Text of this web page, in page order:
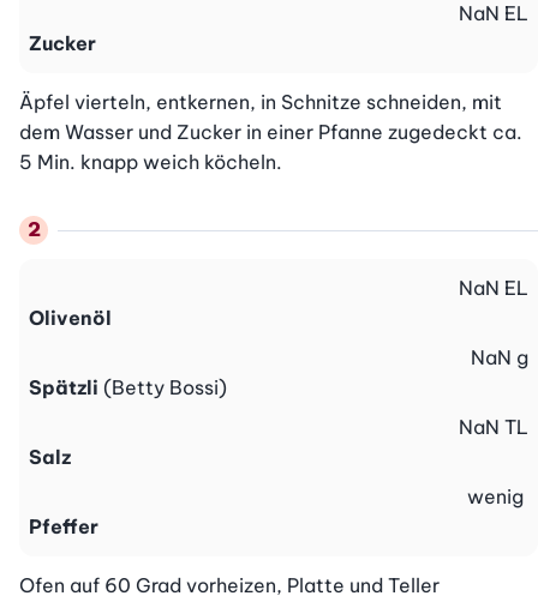
Zucker
NaN EL
Äpfel vierteln, entkernen, in Schnitze schneiden, mit
dem Wasser und Zucker in einer Pfanne zugedeckt ca.
5 Min. knapp weich köcheln.
Olivenöl
NaN EL
Spätzli (Betty Bossi)
NaN g
Salz
NaN TL
Pfeffer
wenig
Ofen auf 60 Grad vorheizen, Platte und Teller